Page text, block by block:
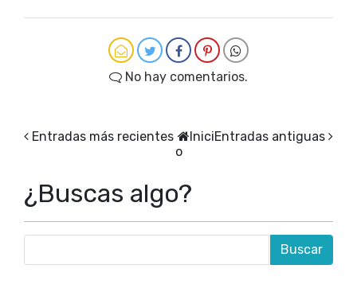
No hay comentarios.
Entradas más recientes Entradas antiguas
Inici
o
¿Buscas algo?